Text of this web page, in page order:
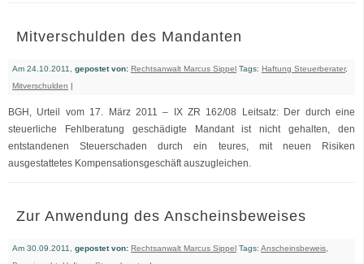
Mitverschulden des Mandanten
Am 24.10.2011, gepostet von: Rechtsanwalt Marcus Sippel Tags: Haftung Steuerberater,
Mitverschulden |
BGH, Urteil vom 17. März 2011 – IX ZR 162/08 Leitsatz: Der durch eine
steuerliche Fehlberatung geschädigte Mandant ist nicht gehalten, den
entstandenen Steuerschaden durch ein teures, mit neuen Risiken
ausgestattetes Kompensationsgeschäft auszugleichen.
Zur Anwendung des Anscheinsbeweises
Am 30.09.2011, gepostet von: Rechtsanwalt Marcus Sippel Tags: Anscheinsbeweis